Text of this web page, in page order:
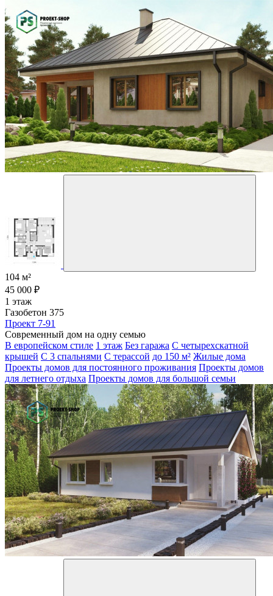
104 м²
45 000 ₽
1 этаж
Газобетон 375
Проект 7-91
Современный дом на одну семью
В европейском стиле 1 этаж Без гаража С четырехскатной
крышей С 3 спальнями С терассой до 150 м² Жилые дома
Проекты домов для постоянного проживания Проекты домов
для летнего отдыха Проекты домов для большой семьи